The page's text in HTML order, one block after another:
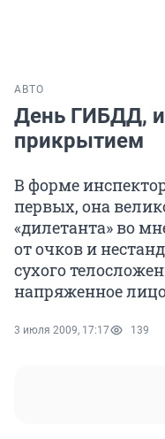
АВТО
День ГИБДД,
прикрытием
В форме
первых, она
«дилетанта» во
от очков и
сухого
напряженное
3 июля 2009, 17:17 139